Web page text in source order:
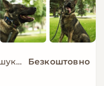
Промовка про вовка: шукаємо дім! Безкоштовно